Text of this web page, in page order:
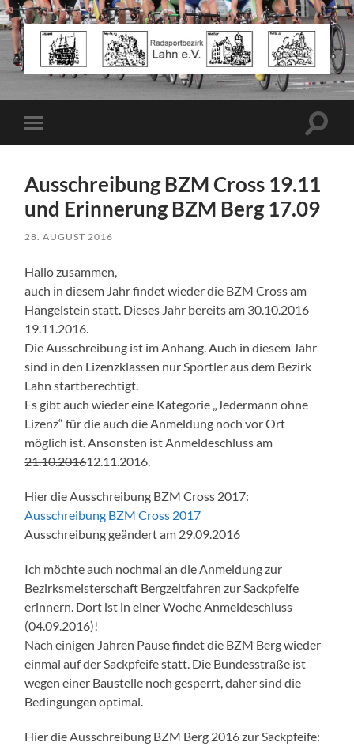
Radsportbezirk
Lahn
e.V.
Menü
Ausschreibung BZM Cross 19.11
und Erinnerung BZM Berg 17.09
28. AUGUST 2016
Hallo zusammen,
auch in diesem Jahr findet wieder die BZM Cross am
Hangelstein statt. Dieses Jahr bereits am30.10.2016
19.11.2016.
Die Ausschreibung ist im Anhang. Auch in diesem Jahr
sind in den Lizenzklassen nur Sportler aus dem Bezirk
Lahn startberechtigt.
Es gibt auch wieder eine Kategorie „Jedermann ohne
Lizenz“ für die auch die Anmeldung noch vor Ort
möglich ist. Ansonsten ist Anmeldeschluss am
21.10.201612.11.2016.
Hier die Ausschreibung BZM Cross 2017:
Ausschreibung BZM Cross 2017
Ausschreibung geändert am 29.09.2016
Ich möchte auch nochmal an die Anmeldung zur
Bezirksmeisterschaft Bergzeitfahren zur Sackpfeife
erinnern. Dort ist in einer Woche Anmeldeschluss
(04.09.2016)!
Nach einigen Jahren Pause findet die BZM Berg wieder
einmal auf der Sackpfeife statt. Die Bundesstraße ist
wegen einer Baustelle noch gesperrt, daher sind die
Bedingungen optimal.
Hier die Ausschreibung BZM Berg 2016 zur Sackpfeife: